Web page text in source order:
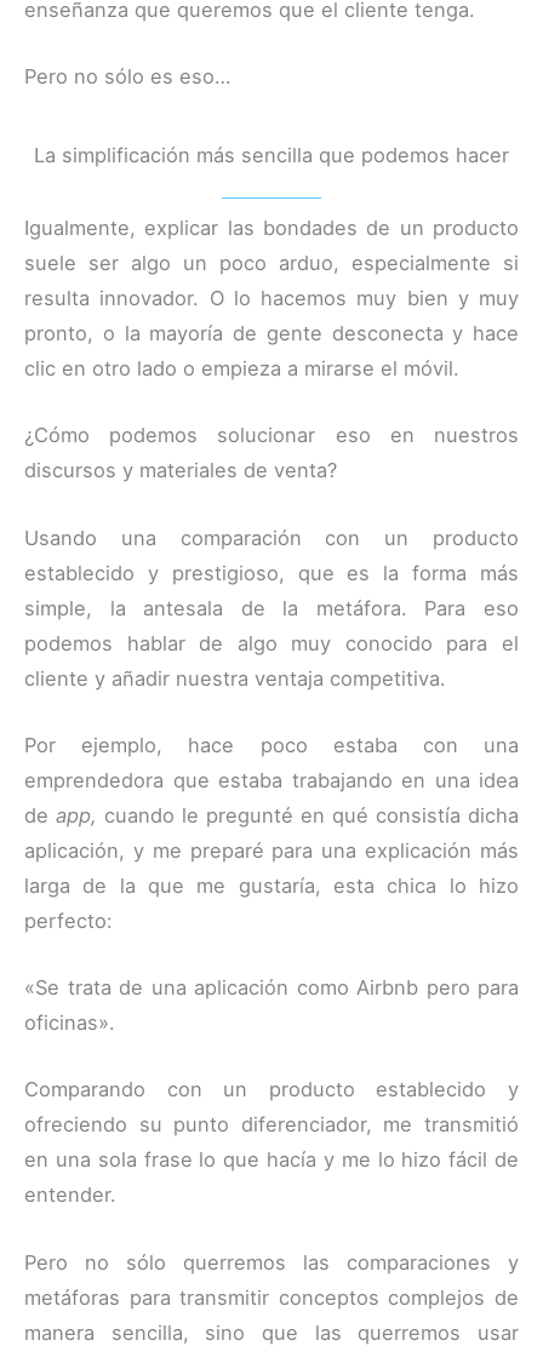
enseñanza que queremos que el cliente tenga.
Pero no sólo es eso…
La simplificación más sencilla que podemos hacer
Igualmente, explicar las bondades de un producto
suele ser algo un poco arduo, especialmente si
resulta innovador. O lo hacemos muy bien y muy
pronto, o la mayoría de gente desconecta y hace
clic en otro lado o empieza a mirarse el móvil.
¿Cómo podemos solucionar eso en nuestros
discursos y materiales de venta?
Usando una comparación con un producto
establecido y prestigioso, que es la forma más
simple, la antesala de la metáfora. Para eso
podemos hablar de algo muy conocido para el
cliente y añadir nuestra ventaja competitiva.
Por ejemplo, hace poco estaba con una
emprendedora que estaba trabajando en una idea
de app, cuando le pregunté en qué consistía dicha
aplicación, y me preparé para una explicación más
larga de la que me gustaría, esta chica lo hizo
perfecto:
«Se trata de una aplicación como Airbnb pero para
oficinas».
Comparando con un producto establecido y
ofreciendo su punto diferenciador, me transmitió
en una sola frase lo que hacía y me lo hizo fácil de
entender.
Pero no sólo querremos las comparaciones y
metáforas para transmitir conceptos complejos de
manera sencilla, sino que las querremos usar